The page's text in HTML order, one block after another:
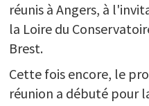
Mécènes et donateurs
L'Arche aux plantes
réunis à Angers, à
la Loire du
Brest.
Cette fois encore, le
réunion a débuté pour